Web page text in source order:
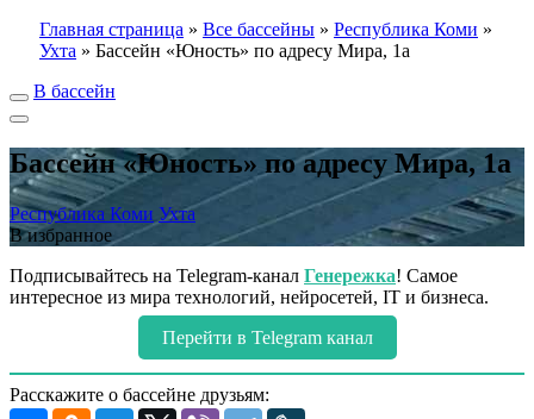
Главная страница » Все бассейны » Республика Коми »
Ухта » Бассейн «Юность» по адресу Мира, 1а
В бассейн
Бассейн «Юность» по адресу Мира, 1а
Республика Коми Ухта
В избранное
Подписывайтесь на Telegram-канал Генережка! Самое
интересное из мира технологий, нейросетей, IT и бизнеса.
Перейти в Telegram канал
Расскажите о бассейне друзьям: